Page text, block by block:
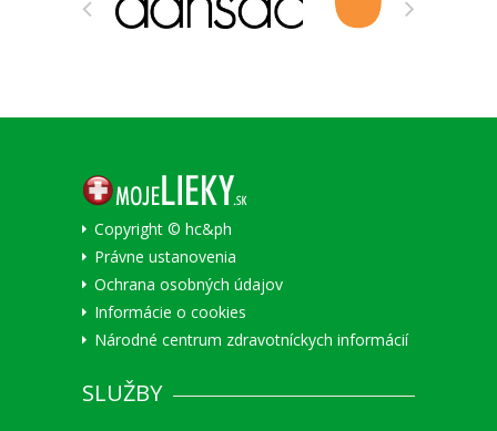
Copyright © hc&ph
Právne ustanovenia
Ochrana osobných údajov
Informácie o cookies
Národné centrum zdravotníckych informácií
SLUŽBY